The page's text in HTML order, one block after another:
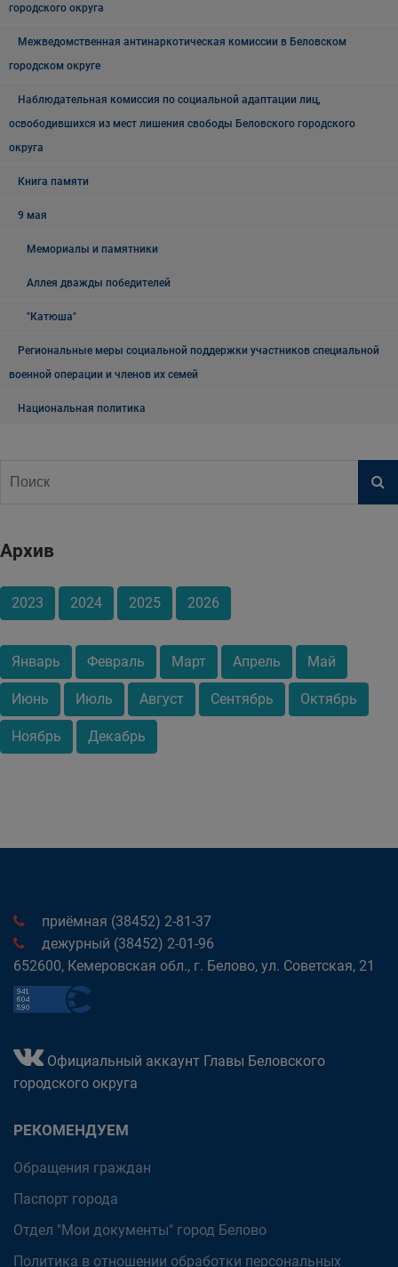
городского округа
Межведомственная антинаркотическая комиссии в Беловском
городском округе
Наблюдательная комиссия по социальной адаптации лиц,
освободившихся из мест лишения свободы Беловского городского
округа
Книга памяти
9 мая
Мемориалы и памятники
Аллея дважды победителей
"Катюша"
Региональные меры социальной поддержки участников специальной
военной операции и членов их семей
Национальная политика
Архив
2023 2024 2025 2026
Январь Февраль Март Апрель Май
Июнь Июль Август Сентябрь Октябрь
Ноябрь Декабрь
приёмная (38452) 2-81-37
дежурный (38452) 2-01-96
652600, Кемеровская обл., г. Белово, ул. Советская, 21
Официальный аккаунт Главы Беловского
городского округа
РЕКОМЕНДУЕМ
Обращения граждан
Паспорт города
Отдел "Мои документы" город Белово
Политика в отношении обработки персональных